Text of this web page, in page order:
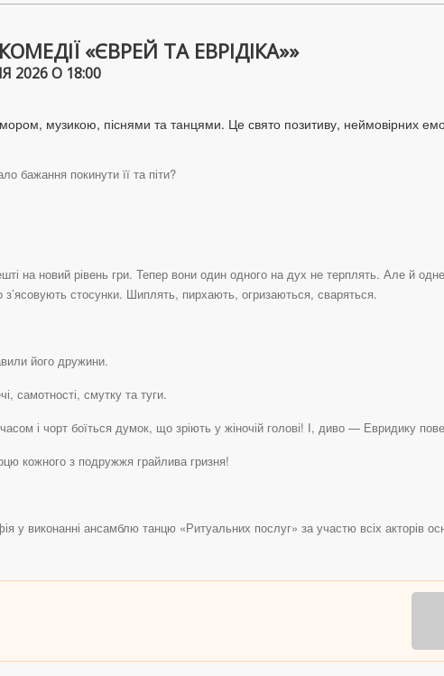
«ЄВРЕЙ ТА ЕВРІДІКА»»
2026 О 18:00
музикою, піснями та танцями. Це свято позитиву, неймовірних
бажання покинути її та піти?
на новий рівень гри. Тепер вони один одного на дух не терплять. Але й
стосунки. Шиплять, пирхають, огризаються, сваряться.
його дружини.
самотності, смутку та туги.
і чорт боїться думок, що зріють у жіночій голові! І, диво — Евридику
кожного з подружжя грайлива гризня!
у виконанні ансамблю танцю «Ритуальних послуг» за участю всіх акторів